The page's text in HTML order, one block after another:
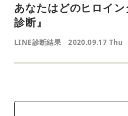
あなたはどのヒロイ
診断』
LINE診断結果 2020.09.17 Thu